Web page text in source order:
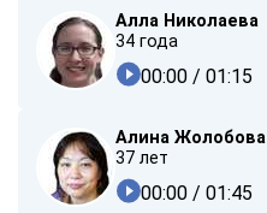
Алла Николаева
34 года
00:00 / 01:15
Алина Жолобова
37 лет
00:00 / 01:45